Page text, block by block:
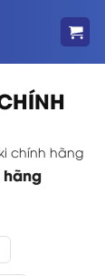
chính hãng